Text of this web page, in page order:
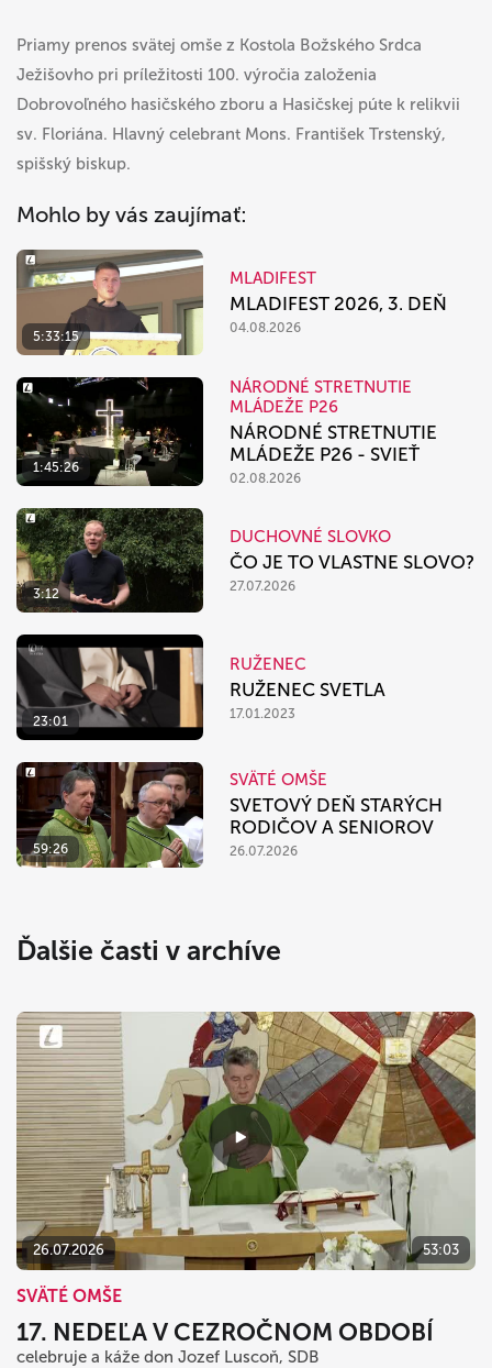
Priamy prenos svätej omše z Kostola Božského Srdca
Ježišovho pri príležitosti 100. výročia založenia
Dobrovoľného hasičského zboru a Hasičskej púte k relikvii
sv. Floriána. Hlavný celebrant Mons. František Trstenský,
spišský biskup.
Mohlo by vás zaujímať:
5:33:15
MLADIFEST
MLADIFEST 2026, 3. DEŇ
04.08.2026
1:45:26
NÁRODNÉ STRETNUTIE
MLÁDEŽE P26
NÁRODNÉ STRETNUTIE
MLÁDEŽE P26 - SVIEŤ
02.08.2026
3:12
DUCHOVNÉ SLOVKO
ČO JE TO VLASTNE SLOVO?
27.07.2026
23:01
RUŽENEC
RUŽENEC SVETLA
17.01.2023
59:26
SVÄTÉ OMŠE
SVETOVÝ DEŇ STARÝCH
RODIČOV A SENIOROV
26.07.2026
Ďalšie časti v archíve
26.07.2026 53:03
SVÄTÉ OMŠE
17. NEDEĽA V CEZROČNOM OBDOBÍ
celebruje a káže don Jozef Luscoň, SDB